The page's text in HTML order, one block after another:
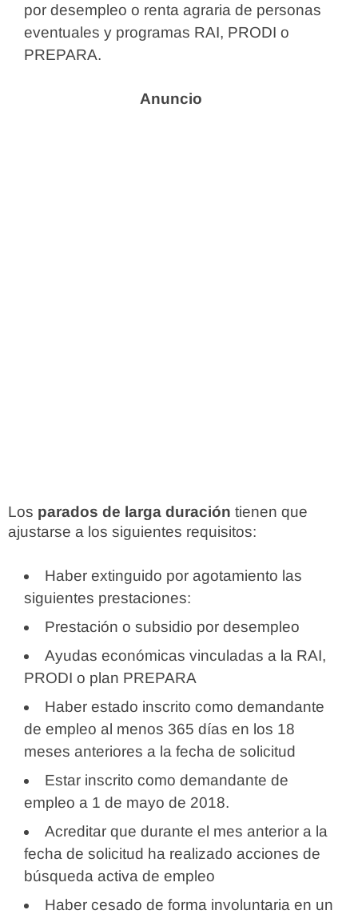
por desempleo o renta agraria de personas
eventuales y programas RAI, PRODI o
PREPARA.
Los parados de larga duración tienen que
ajustarse a los siguientes requisitos:
Haber extinguido por agotamiento las
siguientes prestaciones:
Prestación o subsidio por desempleo
Ayudas económicas vinculadas a la RAI,
PRODI o plan PREPARA
Haber estado inscrito como demandante
de empleo al menos 365 días en los 18
meses anteriores a la fecha de solicitud
Estar inscrito como demandante de
empleo a 1 de mayo de 2018.
Acreditar que durante el mes anterior a la
fecha de solicitud ha realizado acciones de
búsqueda activa de empleo
Haber cesado de forma involuntaria en un